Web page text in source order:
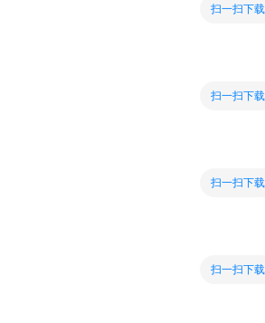
扫一扫下载
扫一扫下载
扫一扫下载
扫一扫下载